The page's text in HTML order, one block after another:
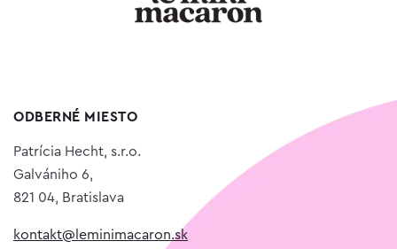
ODBERNÉ MIESTO
Patrícia Hecht, s.r.o.
Galvániho 6,
821 04, Bratislava
kontakt@leminimacaron.sk